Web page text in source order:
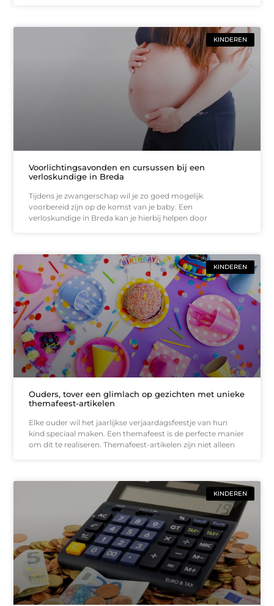
KINDEREN
Voorlichtingsavonden en cursussen bij een
verloskundige in Breda
Tijdens je zwangerschap wil je zo goed mogelijk
voorbereid zijn op de komst van je baby. Een
verloskundige in Breda kan je hierbij helpen door
KINDEREN
Ouders, tover een glimlach op gezichten met unieke
themafeest-artikelen
Elke ouder wil het jaarlijkse verjaardagsfeestje van hun
kind speciaal maken. Een themafeest is de perfecte manier
om dit te realiseren. Themafeest-artikelen zijn niet alleen
KINDEREN